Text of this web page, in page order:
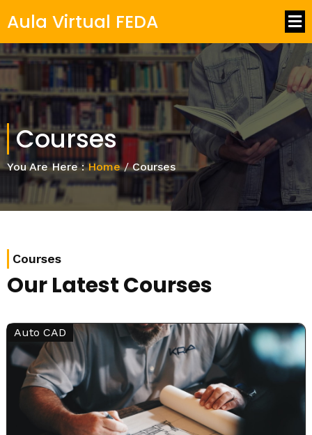
Aula Virtual FEDA
Courses
You Are Here : Home / Courses
Courses
Our Latest Courses
Auto CAD